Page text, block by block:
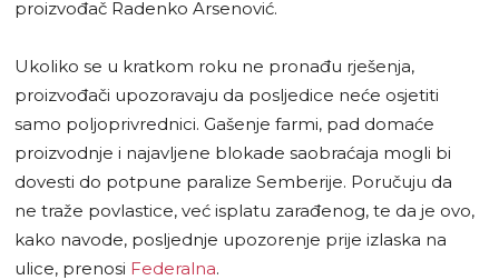
proizvođač Radenko Arsenović.
Ukoliko se u kratkom roku ne pronađu rješenja,
proizvođači upozoravaju da posljedice neće osjetiti
samo poljoprivrednici. Gašenje farmi, pad domaće
proizvodnje i najavljene blokade saobraćaja mogli bi
dovesti do potpune paralize Semberije. Poručuju da
ne traže povlastice, već isplatu zarađenog, te da je ovo,
kako navode, posljednje upozorenje prije izlaska na
ulice, prenosi Federalna.